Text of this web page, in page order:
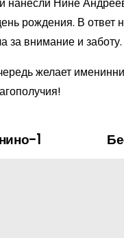
нанесли Нине
рождения. В ответ
за внимание и заботу.
желает
1